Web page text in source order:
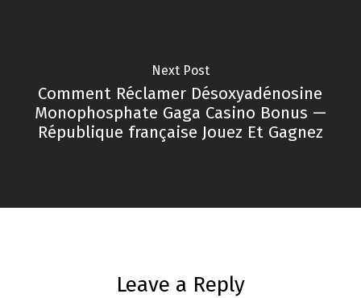
Next Post
Comment Réclamer Désoxyadénosine
Monophosphate Gaga Casino Bonus —
République française Jouez Et Gagnez
Leave a Reply